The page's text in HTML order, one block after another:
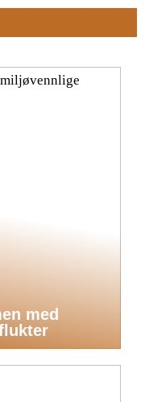
med